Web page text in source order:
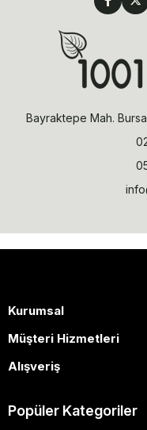
Bayraktepe Mah.
Kurumsal
Müşteri Hizmetleri
Alışveriş
Popüler Kategoriler